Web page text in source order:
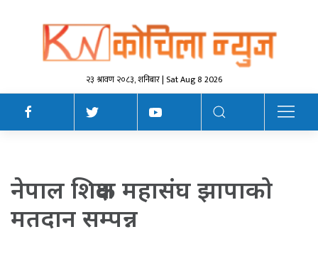
२३ श्रावण २०८३, शनिबार | Sat Aug 8 2026
नेपाल शिक्षक महासंघ झापाको
मतदान सम्पन्न